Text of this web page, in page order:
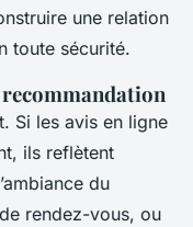
une relation
toute sécurité.
Si les avis en ligne
ils reflètent
du
rendez-vous, ou